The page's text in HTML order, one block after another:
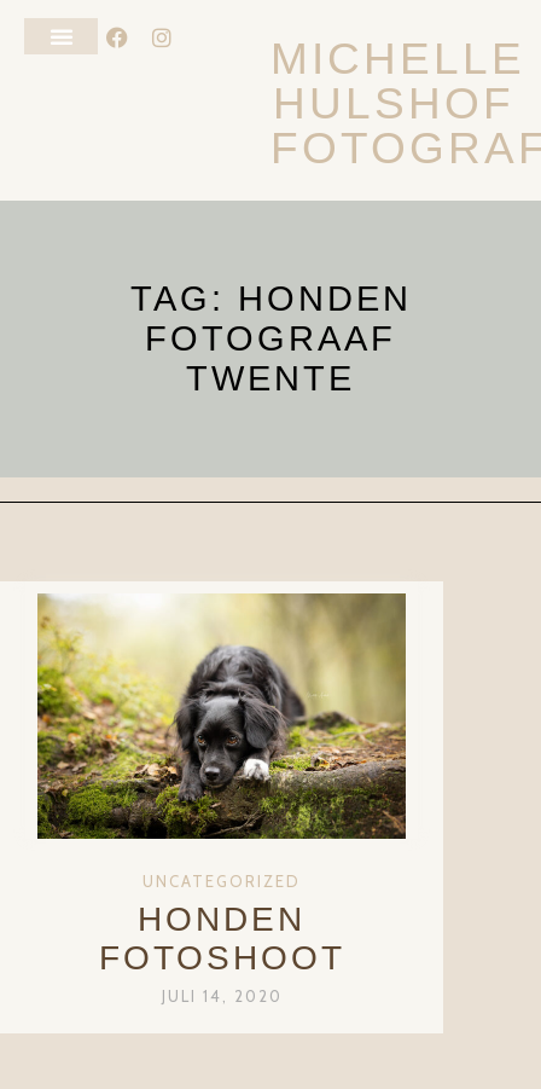
MICHELLE
HULSHOF
TAG: HONDEN
FOTOGRAAF
TWENTE
UNCATEGORIZED
HONDEN
FOTOSHOOT
JULI 14, 2020